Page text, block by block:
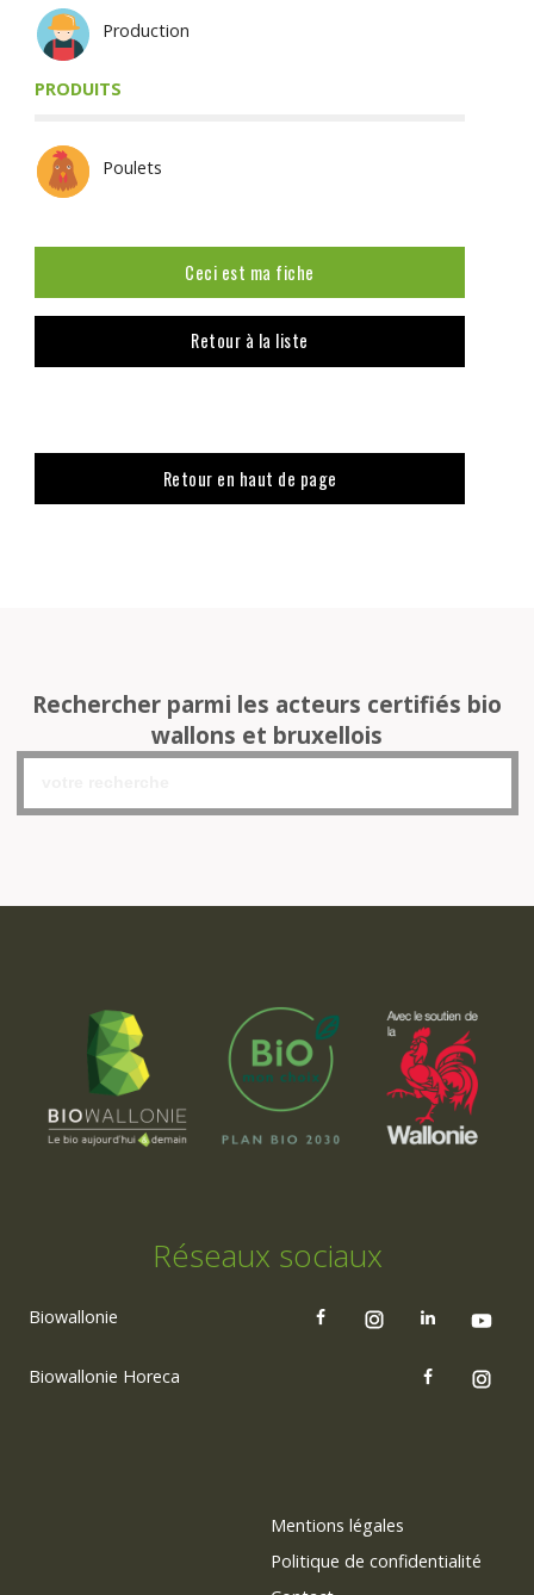
Production
PRODUITS
Poulets
Ceci est ma fiche
Retour à la liste
Retour en haut de page
Rechercher parmi les acteurs certifiés bio
wallons et bruxellois
Réseaux sociaux
Biowallonie
Biowallonie Horeca
Mentions légales
Politique de confidentialité